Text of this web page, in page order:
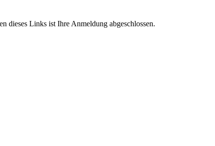
dieses Links ist Ihre Anmeldung abgeschlossen.